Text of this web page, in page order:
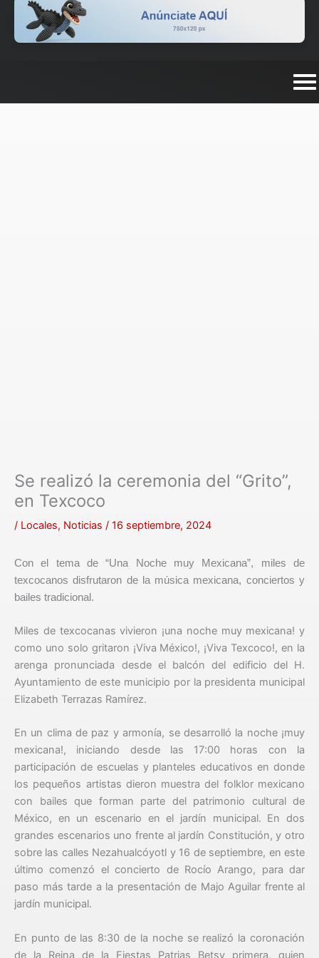
Se realizó la ceremonia del “Grito”,
en Texcoco
/ Locales, Noticias / 16 septiembre, 2024
Con el tema de “Una Noche muy Mexicana”, miles de
texcocanos disfrutaron de la música mexicana, conciertos y
bailes tradicional.
Miles de texcocanas vivieron ¡una noche muy mexicana! y
como uno solo gritaron ¡Viva México!, ¡Viva Texcoco!, en la
arenga pronunciada desde el balcón del edificio del H.
Ayuntamiento de este municipio por la presidenta municipal
Elizabeth Terrazas Ramírez.
En un clima de paz y armonía, se desarrolló la noche ¡muy
mexicana!, iniciando desde las 17:00 horas con la
participación de escuelas y planteles educativos en donde
los pequeños artistas dieron muestra del folklor mexicano
con bailes que forman parte del patrimonio cultural de
México, en un escenario en el jardín municipal. En dos
grandes escenarios uno frente al jardín Constitución, y otro
sobre las calles Nezahualcóyotl y 16 de septiembre, en este
último comenzó el concierto de Rocío Arango, para dar
paso más tarde a la presentación de Majo Aguilar frente al
jardín municipal.
En punto de las 8:30 de la noche se realizó la coronación
de la Reina de la Fiestas Patrias Betsy primera, quien